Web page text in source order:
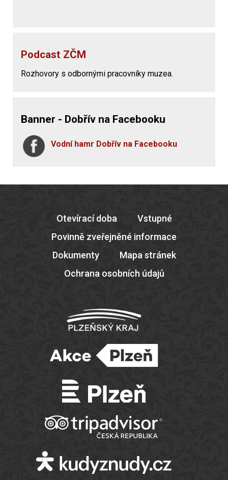
Podcast ZČM
Rozhovory s odbornými pracovníky muzea.
Banner - Dobřív na Facebooku
Vodní hamr Dobřív na Facebooku
Otevírací doba
Vstupné
Povinně zveřejněné informace
Dokumenty
Mapa stránek
Ochrana osobních údajů